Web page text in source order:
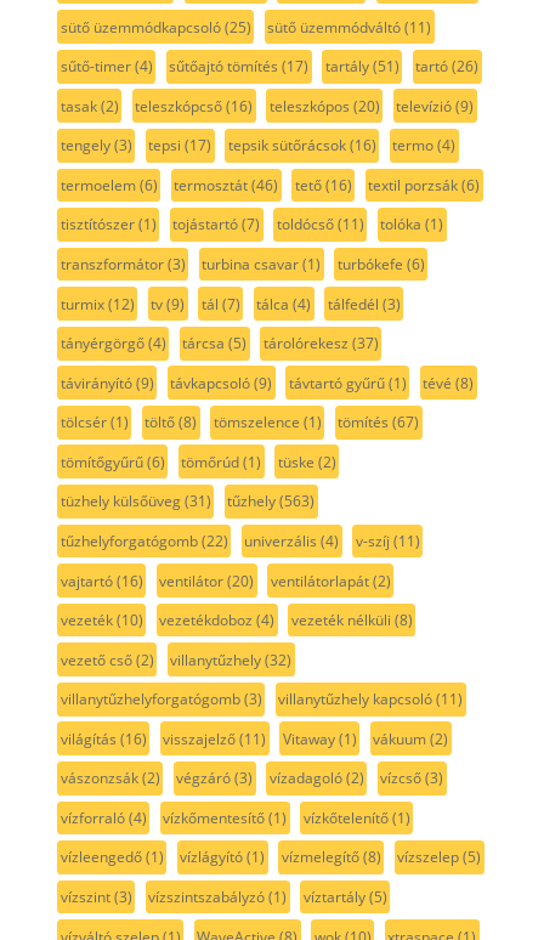
sütő üzemmódkapcsoló(25) sütő üzemmódváltó(11)
sűtő-timer(4) sűtőajtó tömítés (17) tartály(51) tartó(26)
tasak(2) teleszkópcső(16) teleszkópos (20) televízió(9)
tengely(3) tepsi (17) tepsik sütőrácsok(16) termo(4)
termoelem(6) termosztát(46) tető(16) textil porzsák(6)
tisztítószer(1) tojástartó(7) toldócső(11) tolóka (1)
transzformátor(3) turbina csavar(1) turbókefe (6)
turmix(12) tv(9) tál (7) tálca (4) tálfedél (3)
tányérgörgő(4) tárcsa (5) tárolórekesz (37)
távirányító(9) távkapcsoló(9) távtartó gyűrű(1) tévé (8)
tölcsér(1) töltő(8) tömszelence (1) tömítés (67)
tömítőgyűrű(6) tömőrúd(1) tüske (2)
tüzhely külsőüveg(31) tűzhely(563)
tűzhelyforgatógomb(22) univerzális (4) v-szíj (11)
vajtartó(16) ventilátor(20) ventilátorlapát(2)
vezeték(10) vezetékdoboz (4) vezeték nélküli (8)
vezető cső(2) villanytűzhely(32)
villanytűzhelyforgatógomb(3) villanytűzhely kapcsoló(11)
világítás (16) visszajelző(11) Vitaway(1) vákuum(2)
vászonzsák(2) végzáró(3) vízadagoló(2) vízcső(3)
vízforraló(4) vízkőmentesítő(1) vízkőtelenítő(1)
vízleengedő(1) vízlágyító(1) vízmelegítő(8) vízszelep(5)
vízszint(3) vízszintszabályzó(1) víztartály(5)